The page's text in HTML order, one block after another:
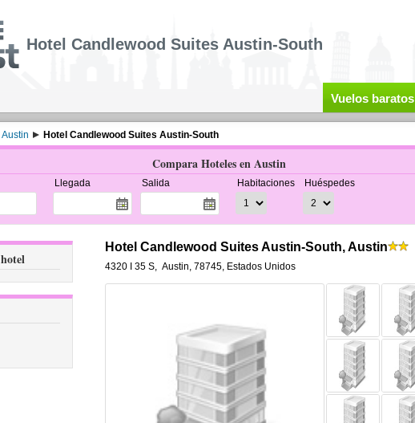
Hotel Candlewood Suites Austin-South
Vuelos baratos
Austin Hotel Candlewood Suites Austin-South
Compara Hoteles en Austin
Llegada Salida Habitaciones Huéspedes
Hotel Candlewood Suites Austin-South, Austin
4320 I 35 S, Austin, 78745, Estados Unidos